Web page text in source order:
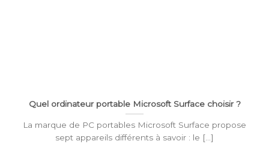
Quel ordinateur portable Microsoft Surface choisir ?
La marque de PC portables Microsoft Surface propose
sept appareils différents à savoir : le [...]